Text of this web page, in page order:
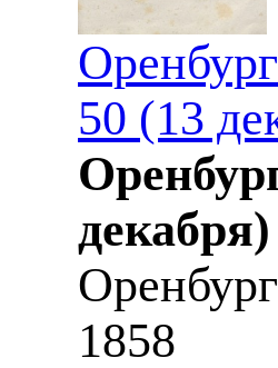
50 (13
1858